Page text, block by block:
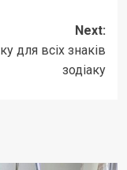
Next:
для всіх знаків
зодіаку